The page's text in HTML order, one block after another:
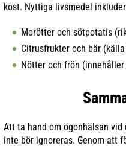
kost. Nyttiga livsmedel
Morötter och sötpotatis
Citrusfrukter och bär
Nötter och frön
Att ta hand om ögonhälsan
inte bör ignoreras. Genom att